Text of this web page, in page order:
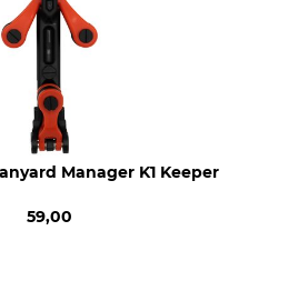
Manager K1 Keeper
59,00